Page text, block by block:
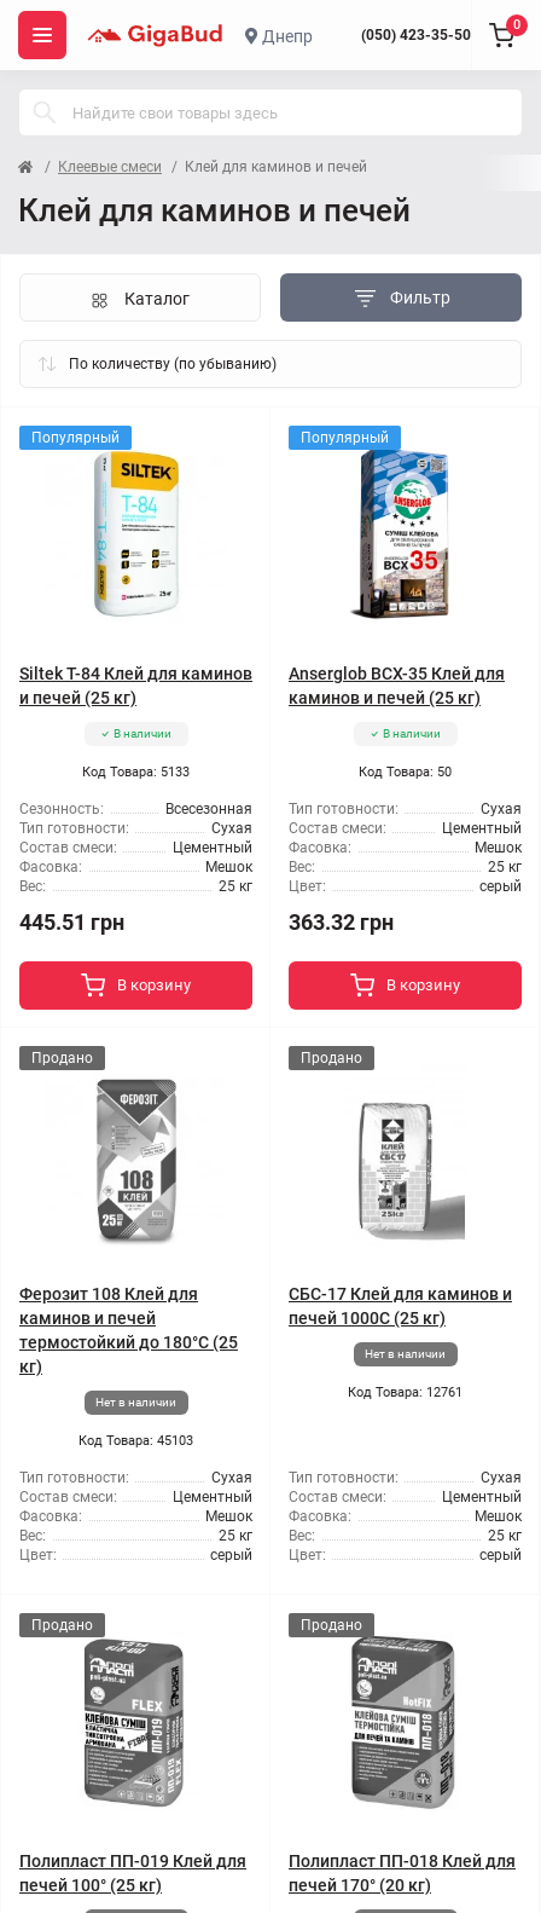
Днепр (050) 423-35-50
0
Клеевые смеси Клей для каминов и печей
Клей для каминов и печей
Фильтр
Каталог
Популярный
Siltek T-84 Клей для каминов
и печей (25 кг)
В наличии
Код Товара: 5133
Сезонность:
Всесезонная
Тип готовности:
Сухая
Состав смеси:
Цементный
Фасовка:
Мешок
Вес:
25 кг
445.51 грн
В корзину
Популярный
Anserglob BCX-35 Клей для
каминов и печей (25 кг)
В наличии
Код Товара: 50
Тип готовности:
Сухая
Состав смеси:
Цементный
Фасовка:
Мешок
Вес:
25 кг
Цвет:
серый
363.32 грн
В корзину
Продано
Ферозит 108 Клей для
каминов и печей
термостойкий до 180°С (25
кг)
Нет в наличии
Код Товара: 45103
Тип готовности:
Сухая
Состав смеси:
Цементный
Фасовка:
Мешок
Вес:
25 кг
Цвет:
серый
Продано
СБС-17 Клей для каминов и
печей 1000С (25 кг)
Нет в наличии
Код Товара: 12761
Тип готовности:
Сухая
Состав смеси:
Цементный
Фасовка:
Мешок
Вес:
25 кг
Цвет:
серый
Продано
Полипласт ПП-019 Клей для
печей 100° (25 кг)
Продано
Полипласт ПП-018 Клей для
печей 170° (20 кг)